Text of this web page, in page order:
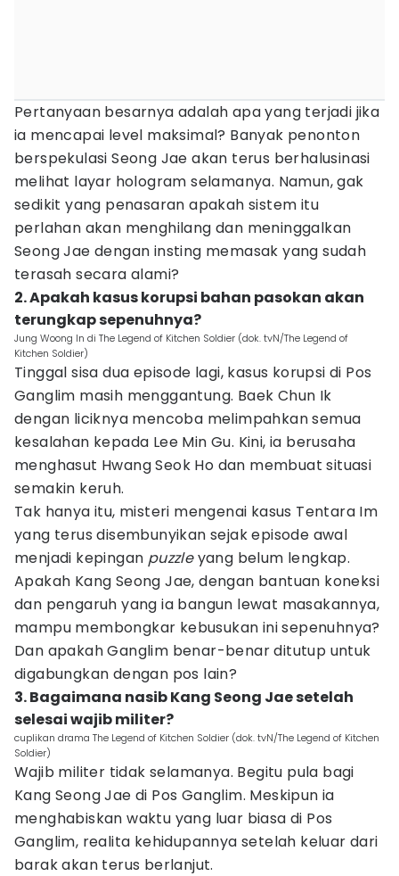
Pertanyaan besarnya adalah apa yang terjadi jika
ia mencapai level maksimal? Banyak penonton
berspekulasi Seong Jae akan terus berhalusinasi
melihat layar hologram selamanya. Namun, gak
sedikit yang penasaran apakah sistem itu
perlahan akan menghilang dan meninggalkan
Seong Jae dengan insting memasak yang sudah
terasah secara alami?
2. Apakah kasus korupsi bahan pasokan akan
terungkap sepenuhnya?
Jung Woong In di The Legend of Kitchen Soldier (dok. tvN/The Legend of
Kitchen Soldier)
Tinggal sisa dua episode lagi, kasus korupsi di Pos
Ganglim masih menggantung. Baek Chun Ik
dengan liciknya mencoba melimpahkan semua
kesalahan kepada Lee Min Gu. Kini, ia berusaha
menghasut Hwang Seok Ho dan membuat situasi
semakin keruh.
Tak hanya itu, misteri mengenai kasus Tentara Im
yang terus disembunyikan sejak episode awal
menjadi kepingan puzzleyang belum lengkap.
Apakah Kang Seong Jae, dengan bantuan koneksi
dan pengaruh yang ia bangun lewat masakannya,
mampu membongkar kebusukan ini sepenuhnya?
Dan apakah Ganglim benar-benar ditutup untuk
digabungkan dengan pos lain?
3. Bagaimana nasib Kang Seong Jae setelah
selesai wajib militer?
cuplikan drama The Legend of Kitchen Soldier (dok. tvN/The Legend of Kitchen
Soldier)
Wajib militer tidak selamanya. Begitu pula bagi
Kang Seong Jae di Pos Ganglim. Meskipun ia
menghabiskan waktu yang luar biasa di Pos
Ganglim, realita kehidupannya setelah keluar dari
barak akan terus berlanjut.